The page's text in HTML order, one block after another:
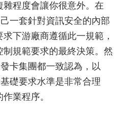
程度會讓你很意外。在
一套針對資訊安全的內部
下游廠商遵循此一規範，
規範要求的最終決策。然
卡集團都一致認為，以
礎要求水準是非常合理
業程序。